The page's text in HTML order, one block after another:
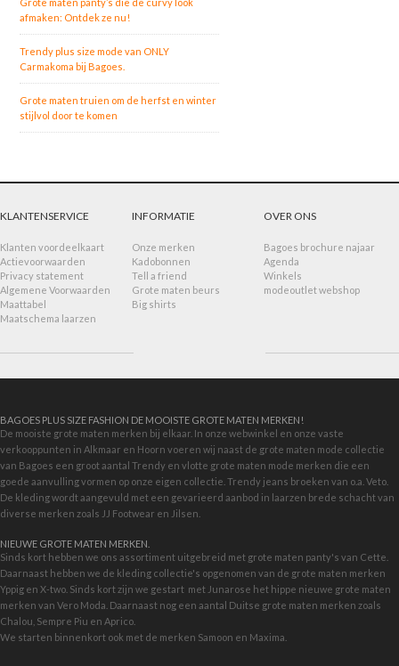
Grote maten panty’s die de curvy look
afmaken: Ontdek ze nu!
Trendy plus size mode van ONLY
Carmakoma bij Bagoes.
Grote maten truien om de herfst en winter
stijlvol door te komen
KLANTENSERVICE
Klanten voordeelkaart
Actievoorwaarden
Privacy statement
Algemene Voorwaarden
Maattabel
Maatschema laarzen
INFORMATIE
Onze merken
Kadobonnen
Tell a friend
Grote maten beurs
Big shirts
OVER ONS
Bagoes brochure najaar
Agenda
Winkels
modeoutlet webshop
BAGOES PLUS SIZE FASHION DE MOOISTE GROTE MATEN MERKEN!
De mooiste grote maten merken bij elkaar. In onze webwinkel en onze vaste
verkooppunten in Alkmaar en Hoorn voeren wij naast de grote maten mode collectie
van Bagoes een groot aantal Trendy en vlotte grote maten mode merken die een
goede aanvulling vormen op onze eigen collectie. Trendy jeans broeken van o.a. Veto.
De kleding wordt aangevuld met een gevarieerd aanbod in laarzen brede schachtvan
diverse merken zoals JJ Footwear en Jilsen.
NIEUWE GROTE MATEN MERKEN.
Sinds kort hebben we ons assortiment uitgebreid met grote maten panty's van Cette.
Daarnaast hebben we de kleding collectie's opgenomen van de grote maten merken
Yppig en X-two. Sinds kort zijn we gestart met Junarose het hippe nieuwe grote maten
merken van Vero Moda. Daarnaast nog een aantal Duitse grote maten merken zoals
Chalou, Sempre Piu en Aprico.
We starten binnenkort ook met de merken Samoon en Maxima.